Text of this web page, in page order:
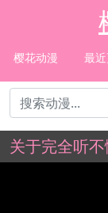
樱花动漫 最
关于完全听